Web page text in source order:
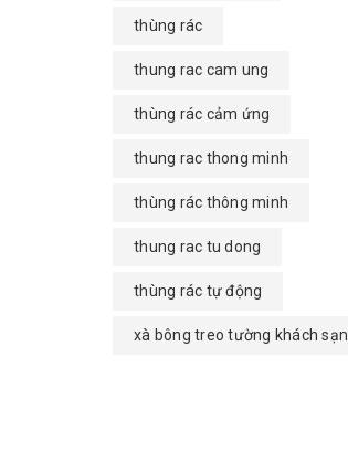
thùng rác
thung rac cam ung
thùng rác cảm ứng
thung rac thong minh
thùng rác thông minh
thung rac tu dong
thùng rác tự động
xà bông treo tường khách sạn